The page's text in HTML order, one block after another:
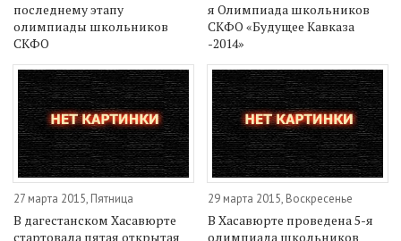
последнему этапу
олимпиады школьников
СКФО
я Олимпиада школьников
СКФО «Будущее Кавказа
-2014»
27 марта 2015, Пятница
В дагестанском Хасавюрте
стартовала пятая открытая
29 марта 2015, Воскресенье
В Хасавюрте проведена 5-я
олимпиада школьников